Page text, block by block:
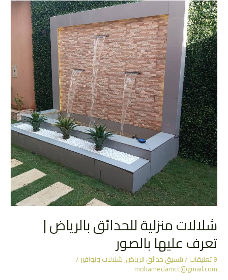
شلالات
بالرياض
|
0552081817
شلالات منزلية للحدائق بالرياض |
تعرف عليها بالصور
9 تعليقات /تنسيق حدائق الرياض,شلالات ونوافير/
mohamedamcc@gmail.com